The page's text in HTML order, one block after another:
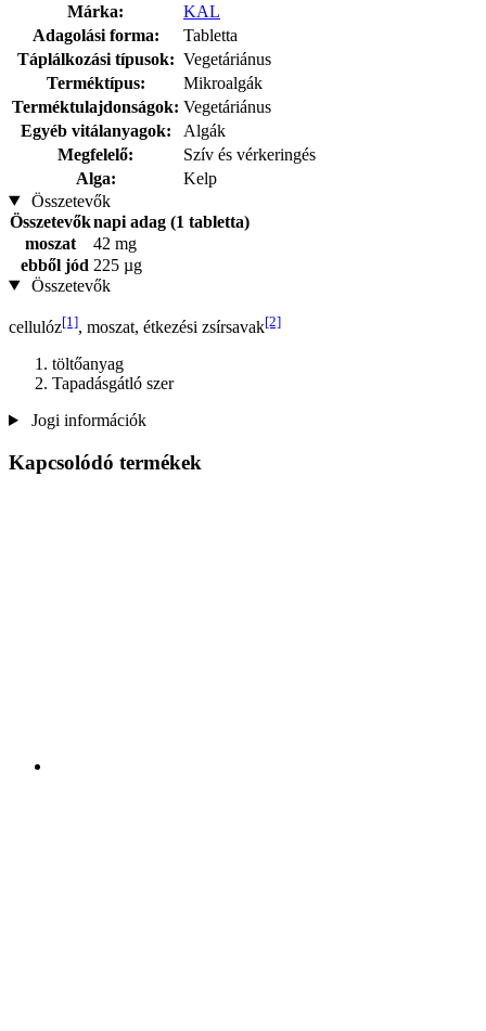
Márka:
KAL
Adagolási forma:
Tabletta
Táplálkozási típusok: Vegetáriánus
Terméktípus:
Mikroalgák
Terméktulajdonságok: Vegetáriánus
Egyéb vitálanyagok:
Algák
Megfelelő:
Szív és vérkeringés
Alga:
Kelp
Összetevők
Összetevőknapi adag (1 tabletta)
moszat
42 mg
ebből jód 225 µg
Összetevők
cellulóz[1], moszat, étkezési zsírsavak[2]
töltőanyag
Tapadásgátló szer
Jogi információk
Kapcsolódó termékek